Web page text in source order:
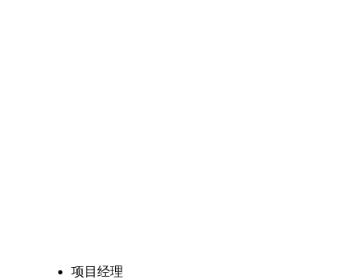
项目经理